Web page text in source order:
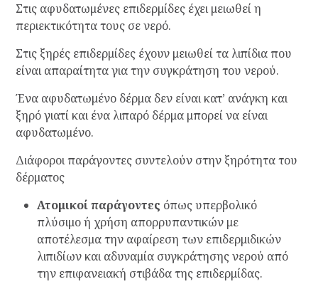
Στις αφυδατωμένες επιδερμίδες έχει μειωθεί η
περιεκτικότητα τους σε νερό.
Στις ξηρές επιδερμίδες έχουν μειωθεί τα λιπίδια που
είναι απαραίτητα για την συγκράτηση του νερού.
Ένα αφυδατωμένο δέρμα δεν είναι κατ’ ανάγκη και
ξηρό γιατί και ένα λιπαρό δέρμα μπορεί να είναι
αφυδατωμένο.
Διάφοροι παράγοντες συντελούν στην ξηρότητα του
δέρματος
Ατομικοί παράγοντες όπως υπερβολικό
πλύσιμο ή χρήση απορρυπαντικών με
αποτέλεσμα την αφαίρεση των επιδερμιδικών
λιπιδίων και αδυναμία συγκράτησης νερού από
την επιφανειακή στιβάδα της επιδερμίδας.